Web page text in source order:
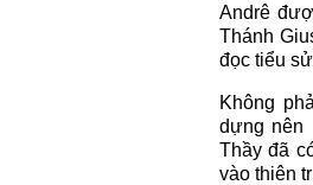
Andrê
Thánh
đọc tiểu
Không
dựng nên
Thầy đã
vào thiên